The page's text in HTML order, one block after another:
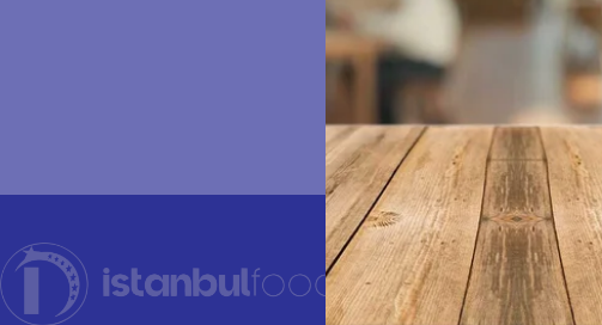
Istanbulfood
Waarom Istanbulfood?